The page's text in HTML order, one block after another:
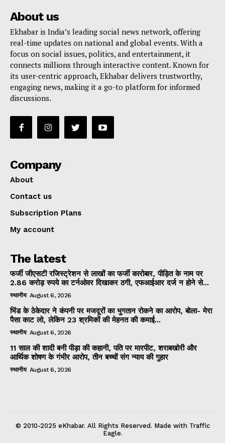
About us
Ekhabar is India’s leading social news network, offering
real-time updates on national and global events. With a
focus on social issues, politics, and entertainment, it
connects millions through interactive content. Known for
its user-centric approach, Ekhabar delivers trustworthy,
engaging news, making it a go-to platform for informed
discussions.
Company
About
Contact us
Subscription Plans
My account
The latest
फर्जी जीएसटी रजिस्ट्रेशन से लाखों का फर्जी कारोबार, पीड़ित के नाम पर
2.86 करोड़ रुपये का टर्नओवर दिखाकर ठगी, एफआईआर दर्ज न होने से...
स्थानीय August 6, 2026
भिंड के ठेकेदार ने कंपनी पर मजदूरों का भुगतान रोकने का आरोप, बोला- मेरा
पैसा काट लो, लेकिन 23 श्रमिकों की मेहनत की कमाई...
स्थानीय August 6, 2026
11 साल की शादी बनी पीड़ा की कहानी, पति पर मारपीट, शराबखोरी और
आर्थिक शोषण के गंभीर आरोप, तीन बच्चों संग न्याय की गुहार
स्थानीय August 6, 2026
© 2010-2025 eKhabar. All Rights Reserved. Made with Traffic
Eagle.